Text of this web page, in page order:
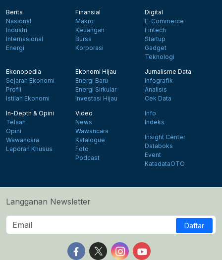
Berita
Nasional
Industri
Internasional
Energi
Finansial
Makro
Keuangan
Bursa
Korporasi
Digital
E-Commerce
Fintech
Startup
Gadget
Teknologi
Ekonopedia
Sejarah Ekonomi
Profil
Istilah Ekonomi
Ekonomi Hijau
Energi Baru
Energi Sirkular
Investasi Hijau
Jurnalisme Data
Infografik
Analisis
Cek Data
In-Depth & Opini
Telaah
Opini
Wawancara
Laporan Khusus
Video
News
Wawancara
Katalogue
Foto
Podcast
Info
Indeks
Insight Center
Databoks
Event
KatadataOTO
Langganan Newsletter
Daftar
Follow us on Facebook
Follow us on X
Follow us on Instagram
Follow us on